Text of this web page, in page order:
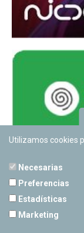
Utilizamos cookies
Necesarias
Preferencias
Estadísticas
Marketing